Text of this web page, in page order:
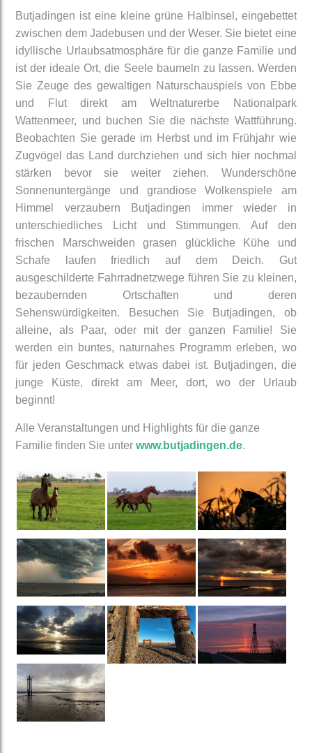
Butjadingen ist eine kleine grüne Halbinsel, eingebettet
zwischen dem Jadebusen und der Weser. Sie bietet eine
idyllische Urlaubsatmosphäre für die ganze Familie und
ist der ideale Ort, die Seele baumeln zu lassen. Werden
Sie Zeuge des gewaltigen Naturschauspiels von Ebbe
und Flut direkt am Weltnaturerbe Nationalpark
Wattenmeer, und buchen Sie die nächste Wattführung.
Beobachten Sie gerade im Herbst und im Frühjahr wie
Zugvögel das Land durchziehen und sich hier nochmal
stärken bevor sie weiter ziehen. Wunderschöne
Sonnenuntergänge und grandiose Wolkenspiele am
Himmel verzaubern Butjadingen immer wieder in
unterschiedliches Licht und Stimmungen. Auf den
frischen Marschweiden grasen glückliche Kühe und
Schafe laufen friedlich auf dem Deich. Gut
ausgeschilderte Fahrradnetzwege führen Sie zu kleinen,
bezaubernden Ortschaften und deren
Sehenswürdigkeiten. Besuchen Sie Butjadingen, ob
alleine, als Paar, oder mit der ganzen Familie! Sie
werden ein buntes, naturnahes Programm erleben, wo
für jeden Geschmack etwas dabei ist. Butjadingen, die
junge Küste, direkt am Meer, dort, wo der Urlaub
beginnt!
Alle Veranstaltungen und Highlights für die ganze
Familie finden Sie unterwww.butjadingen.de.